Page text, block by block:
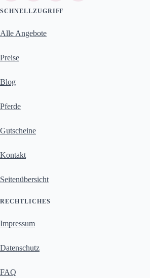
SCHNELLZUGRIFF
Alle Angebote
Preise
Blog
Pferde
Gutscheine
Kontakt
Seitenübersicht
RECHTLICHES
Impressum
Datenschutz
FAQ